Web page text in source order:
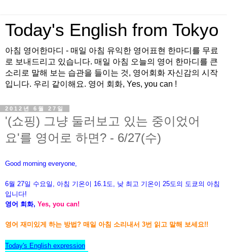
Today's English from Tokyo
아침 영어한마디 - 매일 아침 유익한 영어표현 한마디를 무료
로 보내드리고 있습니다. 매일 아침 오늘의 영어 한마디를 큰
소리로 말해 보는 습관을 들이는 것, 영어회화 자신감의 시작
입니다. 우리 같이해요. 영어 회화, Yes, you can !
2012년 6월 27일
'(쇼핑) 그냥 둘러보고 있는 중이었어
요'를 영어로 하면? - 6/27(수)
Good morning everyone,
6월 27일 수 요일, 아침 기온이 16.1도, 낮 최고 기온이 25도의 도쿄의 아침
입니다!
영어 회화, Yes, you can!
영어 재미있게 하는 방법? 매일 아침 소리내서 3번 읽고 말해 보세요!!
Today's English expression